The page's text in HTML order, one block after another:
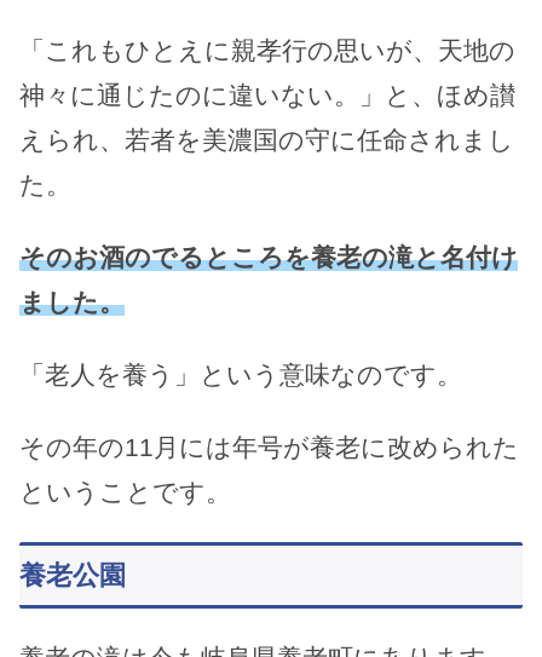
「これもひとえに親孝行の思いが、天地の
神々に通じたのに違いない。」と、ほめ讃
えられ、若者を美濃国の守に任命されまし
た。
そのお酒のでるところを養老の滝と名付け
ました。
「老人を養う」という意味なのです。
その年の11月には年号が養老に改められた
ということです。
養老公園